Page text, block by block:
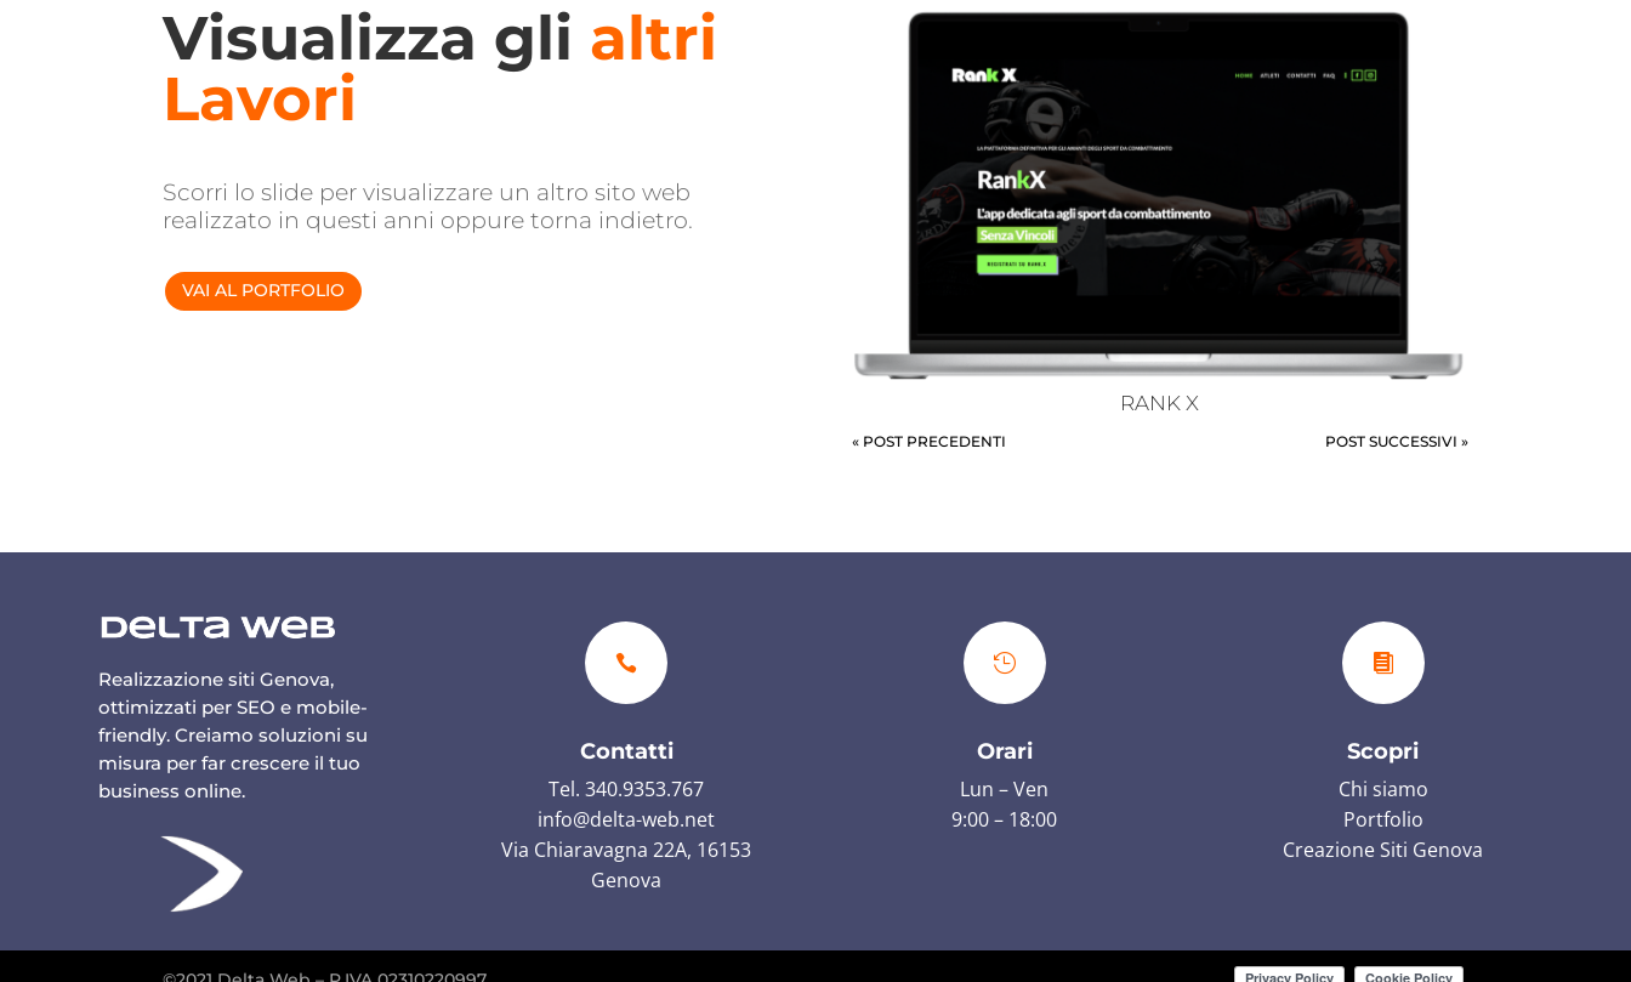
Visualizza gli altri
Lavori
Scorri lo slide per visualizzare un altro sito web
realizzato in questi anni oppure torna indietro.
VAI AL PORTFOLIO
RANK X
« POST PRECEDENTI POST SUCCESSIVI »
Realizzazione siti Genova,
ottimizzati per SEO e mobile-
friendly. Creiamo soluzioni su
misura per far crescere il tuo
business online.

Contatti
Tel. 340.9353.767
info@delta-web.net
Via Chiaravagna 22A, 16153
Genova

Orari
Lun – Ven
9:00 – 18:00

Scopri
Chi siamo
Portfolio
Creazione Siti Genova